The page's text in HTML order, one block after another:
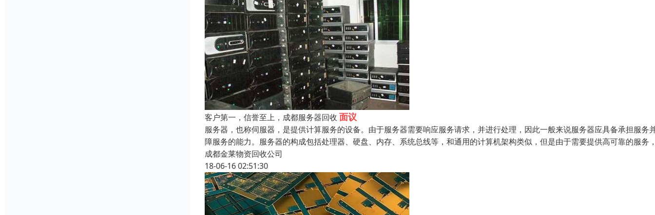
客户第一，信誉至上，成都服务器回收 面议
服务器，也称伺服器，是提供计算服务的设备。由于服务器需要响应服务请求，并进行处理，因此一般来说服务器应具备承担服务
障服务的能力。服务器的构成包括处理器、硬盘、内存、系统总线等，和通用的计算机架构类似，但是由于需要提供高可靠的服务
成都金莱物资回收公司
18-06-16 02:51:30